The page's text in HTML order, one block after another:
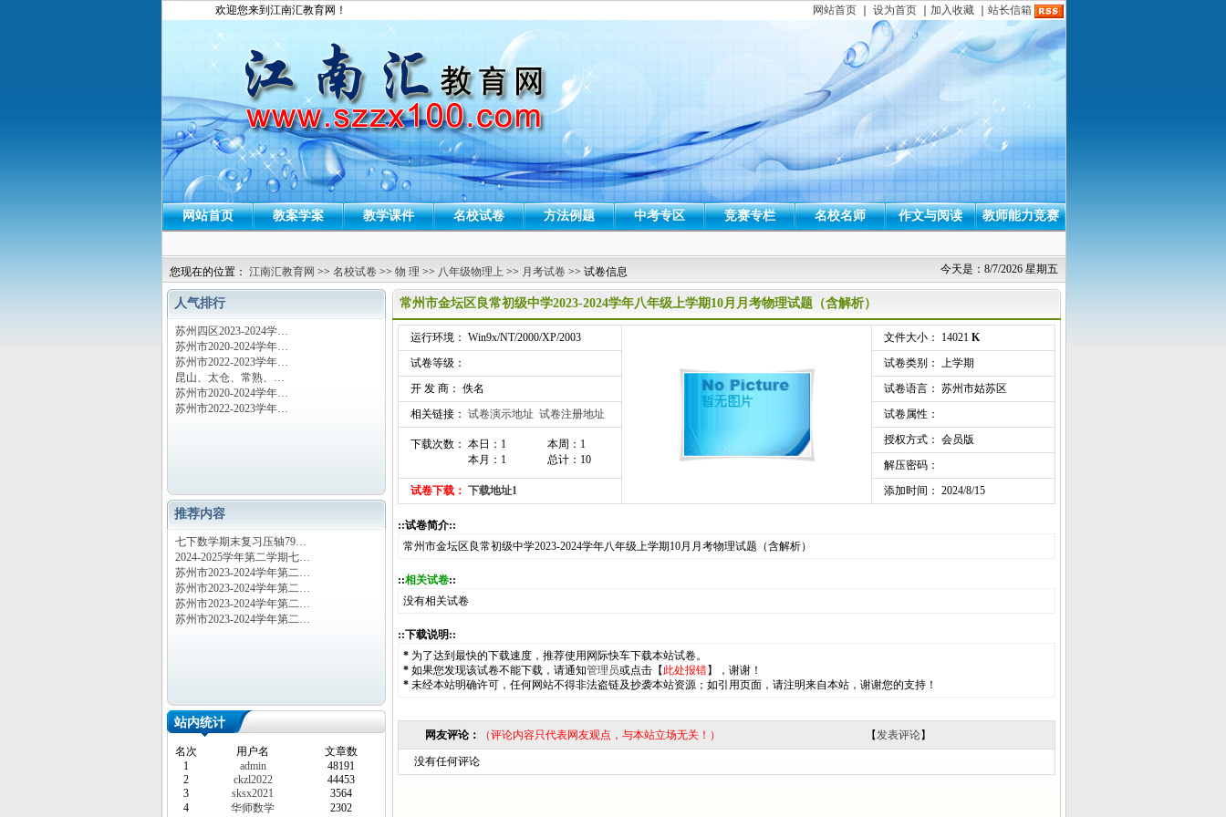
欢迎您来到江南汇教育网！ 网站首页 设为首页 加入收藏 站长信箱
网站首页 教案学案 教学课件 名校试卷 方法例题 中考专区 竞赛专栏 名校名师 作文与阅读 教师能力竞赛
今天是：8/7/2026 星期五
您现在的位置： 江南汇教育网 >> 名校试卷 >> 物 理 >> 八年级物理上 >> 月考试卷 >> 试卷信息
人气排行
苏州四区2023-2024学…
苏州市2020-2024学年…
苏州市2022-2023学年…
昆山、太仓、常熟、…
苏州市2020-2024学年…
苏州市2022-2023学年…
推荐内容
七下数学期末复习压轴79…
2024-2025学年第二学期七…
苏州市2023-2024学年第二…
苏州市2023-2024学年第二…
苏州市2023-2024学年第二…
苏州市2023-2024学年第二…
站内统计
名次 用户名
文章数
1
admin
48191
2
ckzl2022
44453
3
sksx2021
3564
4
华师数学
2302
常州市金坛区良常初级中学2023-2024学年八年级上学期10月月考物理试题（含解析）
运行环境： Win9x/NT/2000/XP/2003 文件大小： 14021 K
试卷等级：
试卷类别： 上学期
开 发 商： 佚名
试卷语言： 苏州市姑苏区
相关链接： 试卷演示地址 试卷注册地址 试卷属性：
下载次数： 本日：1
本月：1
本周：1
总计：10
授权方式： 会员版
解压密码：
试卷下载： 下载地址1 添加时间： 2024/8/15
::试卷简介::
常州市金坛区良常初级中学2023-2024学年八年级上学期10月月考物理试题（含解析）
::相关试卷::
没有相关试卷
::下载说明::
* 为了达到最快的下载速度，推荐使用网际快车下载本站试卷。
* 如果您发现该试卷不能下载，请通知管理员或点击【 此处报错】，谢谢！
* 未经本站明确许可，任何网站不得非法盗链及抄袭本站资源；如引用页面，请注明来自本站，谢谢您的支持！
网友评论： （评论内容只代表网友观点，与本站立场无关！） 【发表评论】
没有任何评论